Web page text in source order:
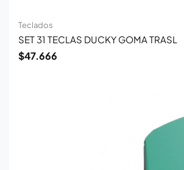
Teclados
SET 31 TECLAS DUCKY GOMA TRASL
$47.666